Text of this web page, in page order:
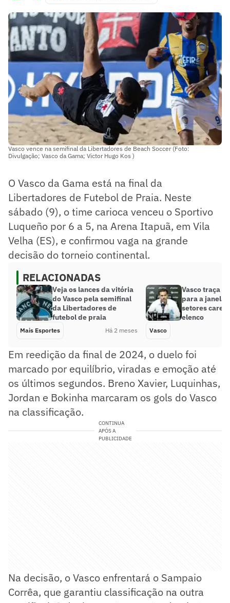
Vasco vence na semifinal da Libertadores de Beach Soccer (Foto:
Divulgação; Vasco da Gama; Victor Hugo Kos )
O Vasco da Gama está na final da
Libertadores de Futebol de Praia. Neste
sábado (9), o time carioca venceu o Sportivo
Luqueño por 6 a 5, na Arena Itapuã, em Vila
Velha (ES), e confirmou vaga na grande
decisão do torneio continental.
RELACIONADAS
Veja os lances da vitória
do Vasco pela semifinal
da Libertadores de
futebol de praia
Mais Esportes Há 2 meses
Vasco traça
para a janela
setores
elenco
Vasco
Em reedição da final de 2024, o duelo foi
marcado por equilíbrio, viradas e emoção até
os últimos segundos. Breno Xavier, Luquinhas,
Jordan e Bokinha marcaram os gols do Vasco
na classificação.
CONTINUA
APÓS A
PUBLICIDADE
Na decisão, o Vasco enfrentará o Sampaio
Corrêa, que garantiu classificação na outra